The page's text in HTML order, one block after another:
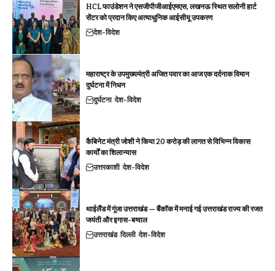
HCL फाउंडेशन ने एसजीपीजीआईएमएस, लखनऊ स्थित सलोनी हार्ट
सेंटर को प्रदान किए अत्याधुनिक आईसीयू उपकरण
देश-विदेश
महाराष्ट्र के उपमुख्यमंत्री अजित पवार का आज एक दर्दनाक विमान
दुर्घटना में निधन
दुर्घटना देश-विदेश
कैबिनेट मंत्री जोशी ने किया 20 करोड़ की लागत से विभिन्न विकास
कार्यों का शिलान्यास
उत्तरकाशी देश-विदेश
थाईलैंड में गूंजा उत्तराखंड — बैंकॉक में मनाई गई उत्तराखंड राज्य की रजत
जयंती और इगास-बग्वाल
उत्तराखंड दिल्ली देश-विदेश